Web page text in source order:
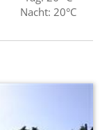
Nacht: 20°C